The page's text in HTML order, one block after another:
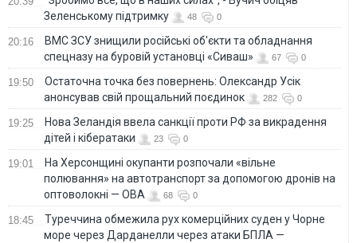
Зеленському підтримку
48 0
20:16
ВМС ЗСУ знищили російські об'єкти та обладнання
спецназу на буровій установці «Сиваш»
67 0
19:50
Остаточна точка без повернень: Олександр Усік
анонсував свій прощальний поєдинок
282 0
19:25
Нова Зеландія ввела санкції проти РФ за викрадення
дітей і кібератаки
23 0
19:01
На Херсонщині окупанти розпочали «вільне
полювання» на автотранспорт за допомогою дронів на
оптоволокні — ОВА
68 0
18:45
Туреччина обмежила рух комерційних суден у Чорне
море через Дарданелли через атаки БПЛА —